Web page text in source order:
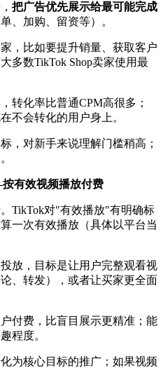
把广告优先展示给最可能完成
单、加购、留资等）。
，比如要提升销量、获取客户
多数TikTok Shop卖家使用最
转化率比普通CPM高很多；
不会转化的用户身上。
，对新手来说理解门槛稍高；
有效视频播放付费
TikTok对"有效播放"有明确标
一次有效播放（具体以平台当
放，目标是让用户完整观看视
、转发），或者让买家更全面
付费，比盲目展示更精准；能
程度。
为核心目标的推广；如果视频